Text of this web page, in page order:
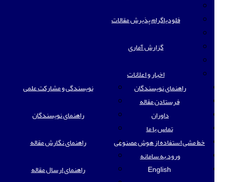
فلودیاگرام پذیرش مقالات
گزارش آماری
اخبار و اعلانات
راهنمای نویسندگان
نویسندگی و مشارکت علمی
راهنمای نویسندگان
راهنمای نگارش مقاله
راهنمای ارسال مقاله
فرستادن مقاله
داوران
تماس با ما
خط مشی استفاده از هوش مصنوعی
ورود به سامانه
English